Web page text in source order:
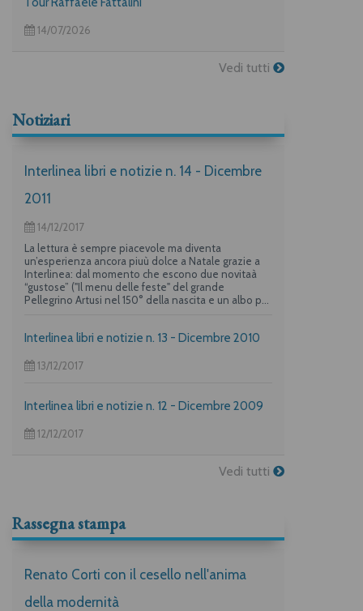
14/07/2026
Vedi tutti
Notiziari
Interlinea libri e notizie n. 14 - Dicembre
2011
14/12/2017
La lettura è sempre piacevole ma diventa
un’esperienza ancora piuù dolce a Natale grazie a
Interlinea: dal momento che escono due novitaà
“gustose” ("Il menu delle feste" del grande
Pellegrino Artusi nel 150° della nascita e un albo per
Vivarelli) la casa editrice propone una deliziosa
Interlinea libri e notizie n. 13 - Dicembre 2010
13/12/2017
Interlinea libri e notizie n. 12 - Dicembre 2009
12/12/2017
Vedi tutti
Rassegna stampa
Renato Corti con il cesello nell'anima
della modernità